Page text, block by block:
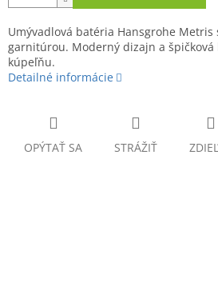
Umývadlová batéria Hansgrohe
garnitúrou. Moderný dizajn a špičková
kúpeľňu.
Detailné informácie
OPÝTAŤ SA STRÁŽIŤ